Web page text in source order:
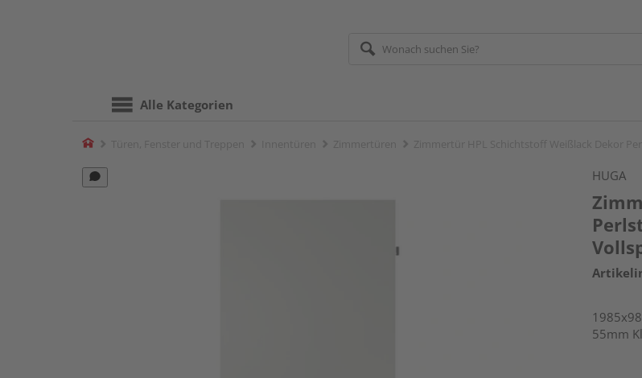
Alle Kategorien
Home
HUGA
55mm